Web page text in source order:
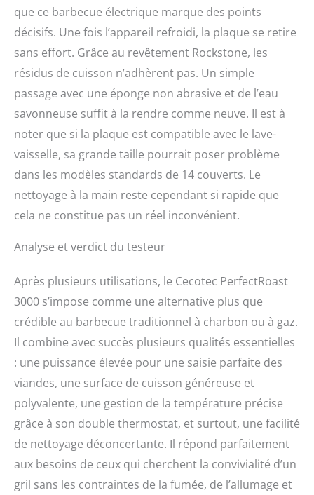
que ce barbecue électrique marque des points
décisifs. Une fois l’appareil refroidi, la plaque se retire
sans effort. Grâce au revêtement Rockstone, les
résidus de cuisson n’adhèrent pas. Un simple
passage avec une éponge non abrasive et de l’eau
savonneuse suffit à la rendre comme neuve. Il est à
noter que si la plaque est compatible avec le lave-
vaisselle, sa grande taille pourrait poser problème
dans les modèles standards de 14 couverts. Le
nettoyage à la main reste cependant si rapide que
cela ne constitue pas un réel inconvénient.
Analyse et verdict du testeur
Après plusieurs utilisations, le Cecotec PerfectRoast
3000 s’impose comme une alternative plus que
crédible au barbecue traditionnel à charbon ou à gaz.
Il combine avec succès plusieurs qualités essentielles
: une puissance élevée pour une saisie parfaite des
viandes, une surface de cuisson généreuse et
polyvalente, une gestion de la température précise
grâce à son double thermostat, et surtout, une facilité
de nettoyage déconcertante. Il répond parfaitement
aux besoins de ceux qui cherchent la convivialité d’un
gril sans les contraintes de la fumée, de l’allumage et